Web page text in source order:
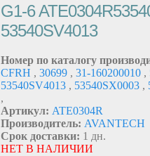
G1-6
53540SV4013
Номер по каталогу
CFRH , 30699 , 31-160200010 ,
53540SV4013 , 53540SX0003 ,
,
Артикул: ATE0304R
Производитель: AVANTECH
Срок доставки: 1 дн.
НЕТ В НАЛИЧИИ